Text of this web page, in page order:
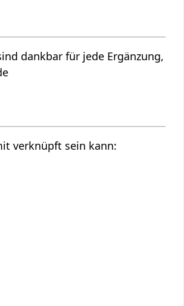
dankbar für jede Ergänzung,
verknüpft sein kann: